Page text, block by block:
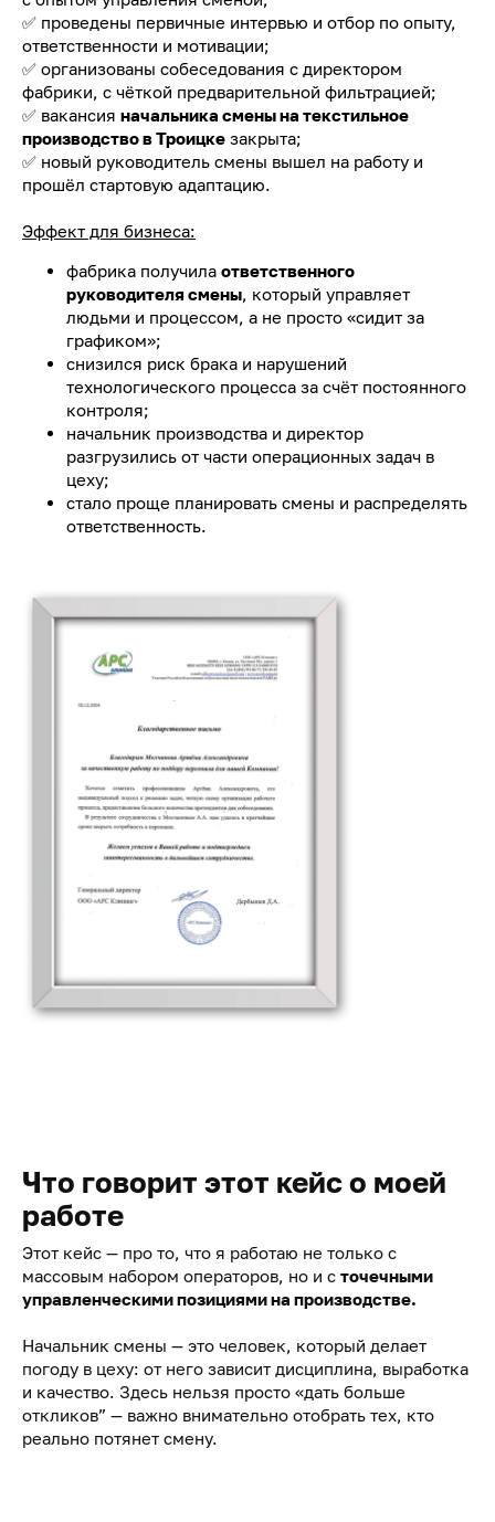
✅ проведены первичные интервью и отбор по опыту,
ответственности и мотивации;
✅ организованы собеседования с директором
фабрики, с чёткой предварительной фильтрацией;
✅ вакансия начальника смены на текстильное
производство в Троицке закрыта;
✅ новый руководитель смены вышел на работу и
прошёл стартовую адаптацию.
Эффект для бизнеса:
фабрика получила ответственного
руководителя смены, который управляет
людьми и процессом, а не просто «сидит за
графиком»;
снизился риск брака и нарушений
технологического процесса за счёт постоянного
контроля;
начальник производства и директор
разгрузились от части операционных задач в
цеху;
стало проще планировать смены и распределять
ответственность.
Что говорит этот кейс о моей
работе
Этот кейс — про то, что я работаю не только с
массовым набором операторов, но и с точечными
управленческими позициями на производстве.
Начальник смены — это человек, который делает
погоду в цеху: от него зависит дисциплина, выработка
и качество. Здесь нельзя просто «дать больше
откликов” — важно внимательно отобрать тех, кто
реально потянет смену.